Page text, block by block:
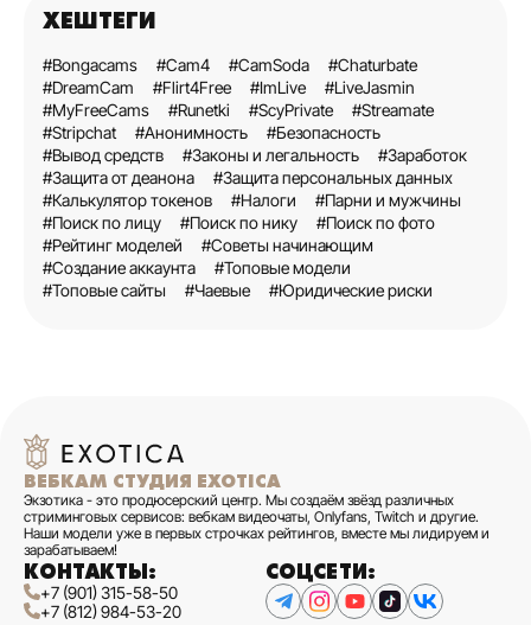
ХЕШТЕГИ
#Bongacams #Cam4 #CamSoda
#Chaturbate
#DreamCam
#Flirt4Free #ImLive
#LiveJasmin
#MyFreeCams
#Runetki #ScyPrivate
#Streamate
#Stripchat
#Анонимность
#Безопасность
#Вывод средств
#Законы и легальность
#Заработок
#Защита от деанона
#Защита персональных данных
#Калькулятор токенов
#Налоги
#Парни и мужчины
#Поиск по лицу
#Поиск по нику
#Поиск по фото
#Рейтинг моделей
#Советы начинающим
#Создание аккаунта
#Топовые модели
#Топовые сайты
#Чаевые #Юридические риски
ВЕБКАМ СТУДИЯ EXOTICA
Экзотика - это продюсерский центр. Мы создаём звёзд различных
стриминговых сервисов: вебкам видеочаты, Onlyfans, Twitch и другие.
Наши модели уже в первых строчках рейтингов, вместе мы лидируем и
зарабатываем!
КОНТАКТЫ:
+7 (901) 315-58-50
+7 (812) 984-53-20
СОЦСЕТИ: